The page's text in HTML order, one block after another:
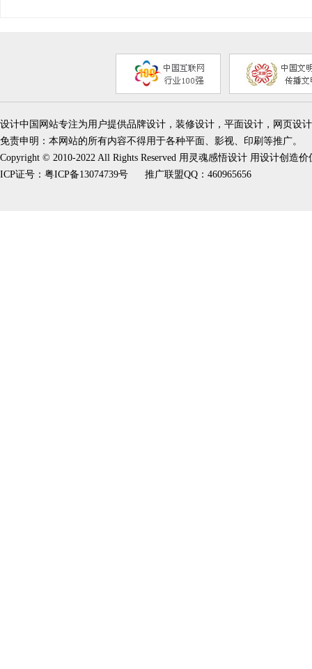
设计中国网站专注为用户提供品牌设计，装修设计，平面设计，网页设
免责申明：本网站的所有内容不得用于各种平面、影视、印刷等推广。
Copyright © 2010-2022 All Rights Reserved 用灵魂感悟设计 用设计创造
ICP证号： 粤ICP备13074739号 推广联盟QQ：460965656